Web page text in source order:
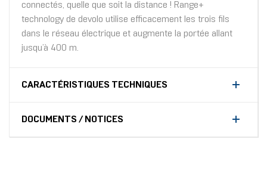
connectés, quelle que soit la distance ! Range+
technology de devolo utilise efficacement les trois fils
dans le réseau électrique et augmente la portée allant
jusqu’à 400 m.
CARACTÉRISTIQUES TECHNIQUES
DOCUMENTS / NOTICES